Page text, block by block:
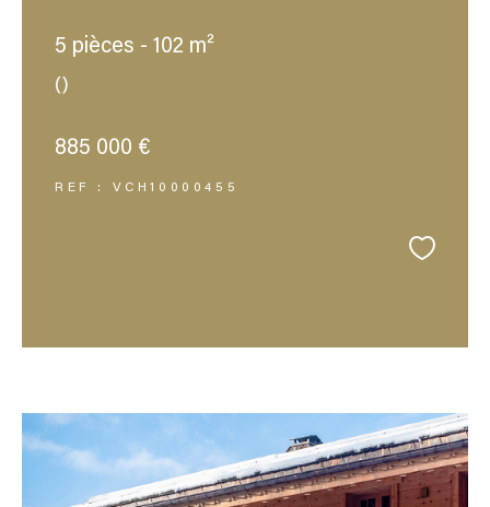
5 pièces - 102 m²
()
885 000 €
REF : VCH10000455